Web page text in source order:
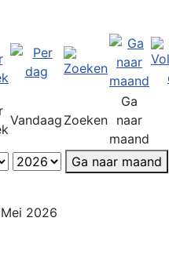
Vandaag Zoeken
Ga
naar
maand
Ga naar maand
2026